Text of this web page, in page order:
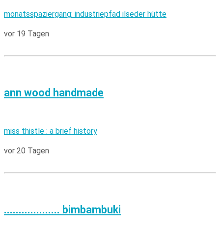
monatsspaziergang: industriepfad ilseder hütte
vor 19 Tagen
ann wood handmade
miss thistle : a brief history
vor 20 Tagen
................... bimbambuki